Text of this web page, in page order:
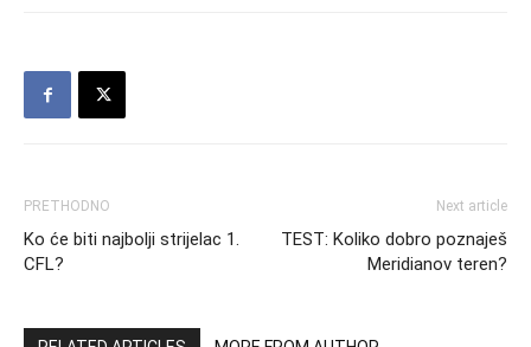
PRETHODNO
Ko će biti najbolji strijelac 1.
CFL?
Next article
TEST: Koliko dobro poznaješ
Meridianov teren?